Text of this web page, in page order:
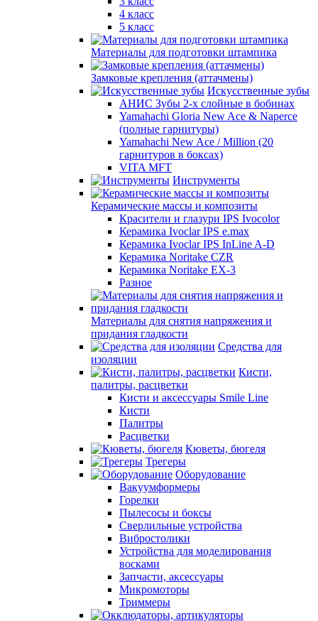
4 класс
5 класс
Материалы для подготовки штампика
Замковые крепления (аттачмены)
Искусственные зубы
АНИС Зубы 2-х слойные в бобинах
Yamahachi Gloria New Ace & Naperce
(полные гарнитуры)
Yamahachi New Ace / Million (20
гарнитуров в боксах)
VITA MFT
Инструменты
Керамические массы и композиты
Красители и глазури IPS Ivocolor
Керамика Ivoclar IPS e.max
Керамика Ivoclar IPS InLine A-D
Керамика Noritake CZR
Керамика Noritake EX-3
Разное
Материалы для снятия напряжения и
придания гладкости
Средства для
изоляции
Кисти,
палитры, расцветки
Кисти и аксессуары Smile Line
Кисти
Палитры
Расцветки
Кюветы, бюгеля
Трегеры
Оборудование
Вакуумформеры
Горелки
Пылесосы и боксы
Сверлильные устройства
Вибростолики
Устройства для моделирования
восками
Запчасти, аксессуары
Микромоторы
Триммеры